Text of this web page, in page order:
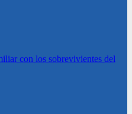
con los sobrevivientes del